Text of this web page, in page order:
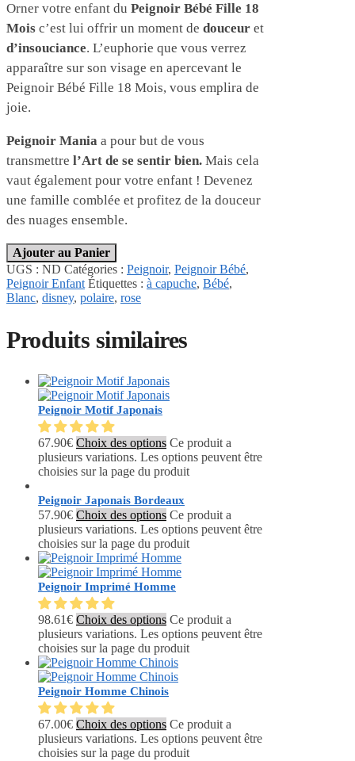
Orner votre enfant du Peignoir Bébé Fille 18
Mois c’est lui offrir un moment de douceur et
d’insouciance. L’euphorie que vous verrez
apparaître sur son visage en apercevant le
Peignoir Bébé Fille 18 Mois, vous emplira de
joie.
Peignoir Mania a pour but de vous
transmettre l’Art de se sentir bien. Mais cela
vaut également pour votre enfant ! Devenez
une famille comblée et profitez de la douceur
des nuages ensemble.
Ajouter au Panier
UGS : ND Catégories : Peignoir, Peignoir Bébé,
Peignoir Enfant Étiquettes : à capuche, Bébé,
Blanc, disney, polaire, rose
Produits similaires
Peignoir Motif Japonais
67.90€ Choix des options Ce produit a
plusieurs variations. Les options peuvent être
choisies sur la page du produit
Peignoir Japonais Bordeaux
57.90€ Choix des options Ce produit a
plusieurs variations. Les options peuvent être
choisies sur la page du produit
Peignoir Imprimé Homme
98.61€ Choix des options Ce produit a
plusieurs variations. Les options peuvent être
choisies sur la page du produit
Peignoir Homme Chinois
67.00€ Choix des options Ce produit a
plusieurs variations. Les options peuvent être
choisies sur la page du produit